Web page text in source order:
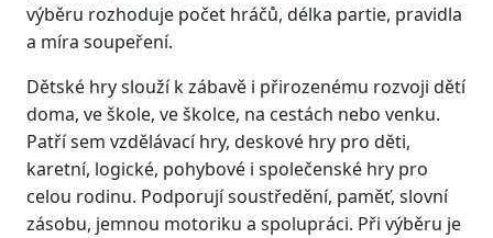
výběru rozhoduje počet hráčů, délka partie, pravidla
a míra soupeření.
Dětské hry slouží k zábavě i přirozenému rozvoji dětí
doma, ve škole, ve školce, na cestách nebo venku.
Patří sem vzdělávací hry, deskové hry pro děti,
karetní, logické, pohybové i společenské hry pro
celou rodinu. Podporují soustředění, paměť, slovní
zásobu, jemnou motoriku a spolupráci. Při výběru je